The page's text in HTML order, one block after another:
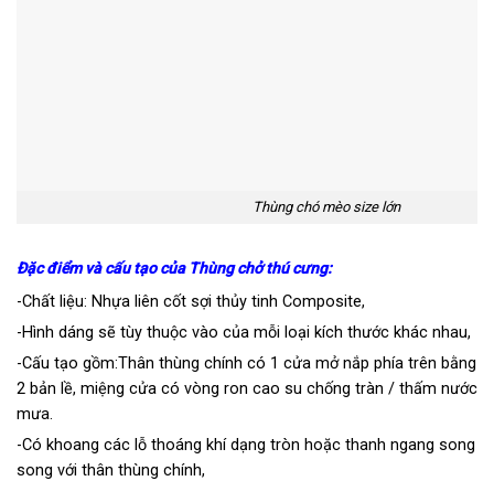
Thùng chó mèo size lớn
Đặc điểm và cấu tạo của Thùng chở thú cưng:
-Chất liệu: Nhựa liên cốt sợi thủy tinh Composite,
-Hình dáng sẽ tùy thuộc vào của mỗi loại kích thước khác nhau,
-Cấu tạo gồm:Thân thùng chính có 1 cửa mở nắp phía trên bằng
2 bản lề, miệng cửa có vòng ron cao su chống tràn / thấm nước
mưa.
-Có khoang các lỗ thoáng khí dạng tròn hoặc thanh ngang song
song với thân thùng chính,